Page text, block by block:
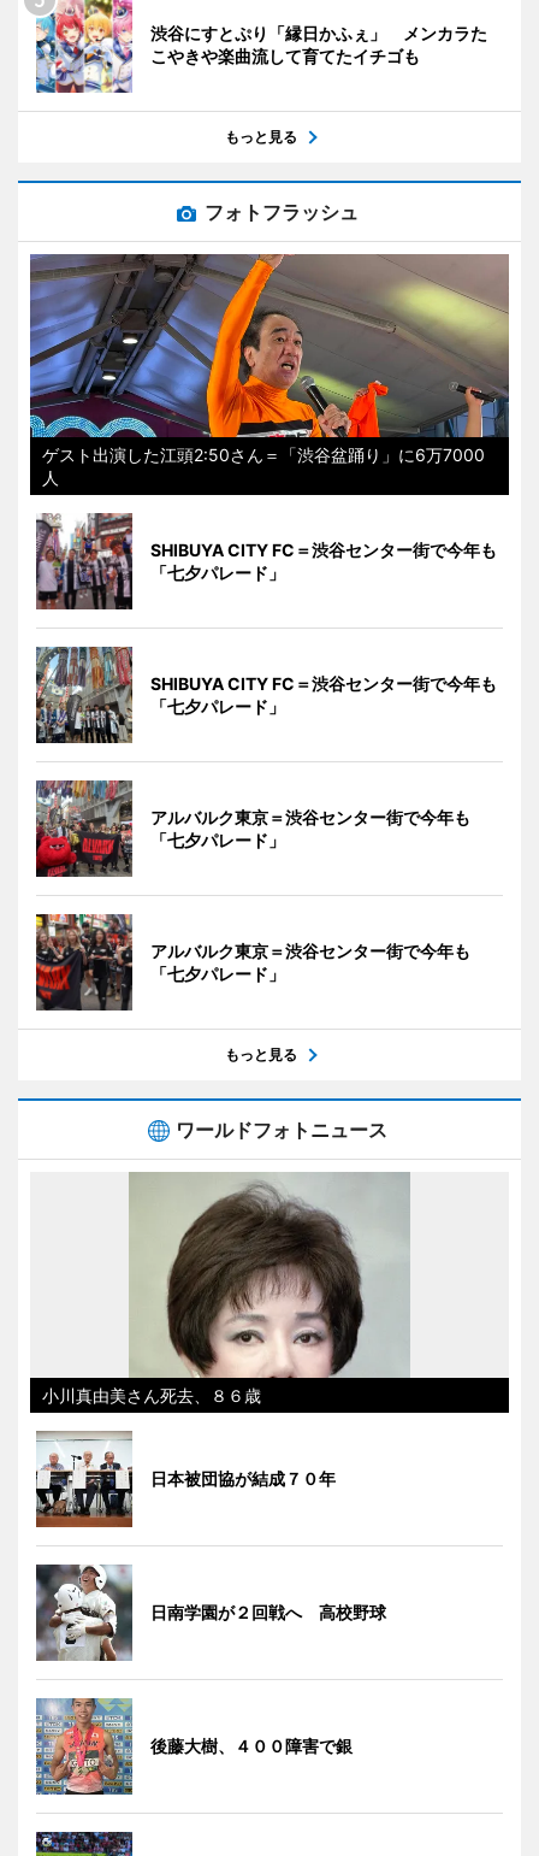
渋谷にすとぷり「縁日かふぇ」 メンカラた
こやきや楽曲流して育てたイチゴも
もっと見る
フォトフラッシュ
ゲスト出演した江頭2:50さん＝「渋谷盆踊り」に6万7000
人
SHIBUYA CITY FC＝渋谷センター街で今年も
「七夕パレード」
SHIBUYA CITY FC＝渋谷センター街で今年も
「七夕パレード」
アルバルク東京＝渋谷センター街で今年も
「七夕パレード」
アルバルク東京＝渋谷センター街で今年も
「七夕パレード」
もっと見る
ワールドフォトニュース
小川真由美さん死去、８６歳
日本被団協が結成７０年
日南学園が２回戦へ 高校野球
後藤大樹、４００障害で銀